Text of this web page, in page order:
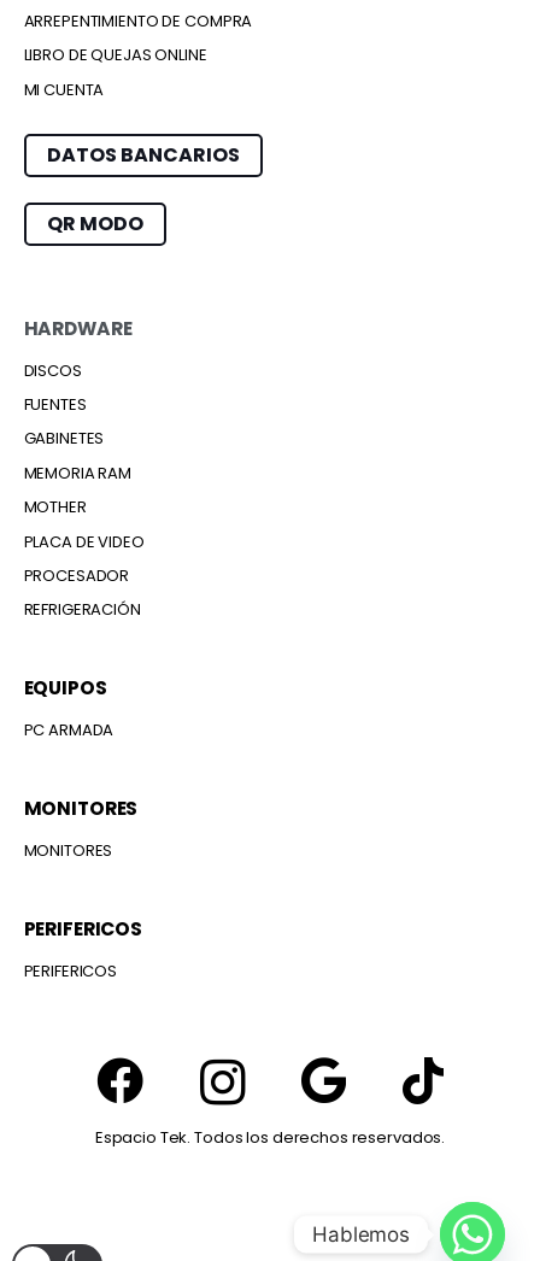
ARREPENTIMIENTO DE COMPRA
LIBRO DE QUEJAS ONLINE
MI CUENTA
DATOS BANCARIOS
QR MODO
HARDWARE
DISCOS
FUENTES
GABINETES
MEMORIA RAM
MOTHER
PLACA DE VIDEO
PROCESADOR
REFRIGERACIÓN
EQUIPOS
PC ARMADA
MONITORES
MONITORES
PERIFERICOS
PERIFERICOS
Espacio Tek. Todos los derechos reservados.
Hablemos